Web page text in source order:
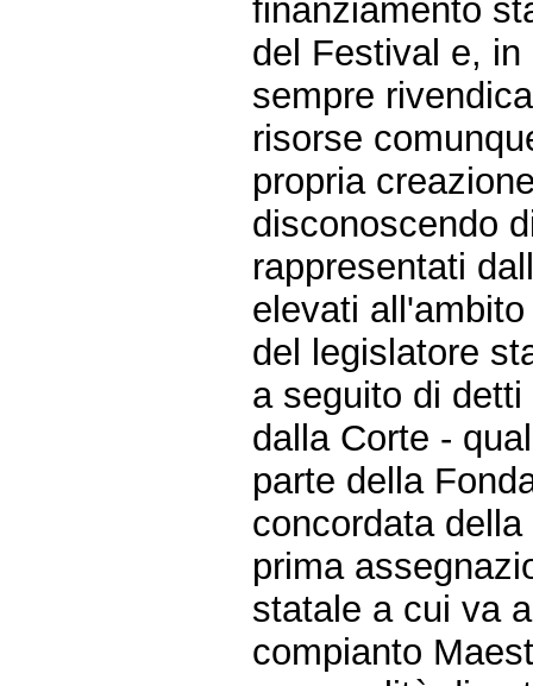
finanziamento
del Festival e,
sempre
risorse
propria
disconoscendo
rappresentati
elevati
del legislatore
a seguito di
dalla Corte -
parte della
concordata
prima
statale a cui va
compianto